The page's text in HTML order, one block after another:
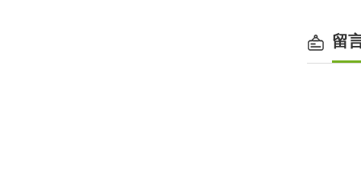
留